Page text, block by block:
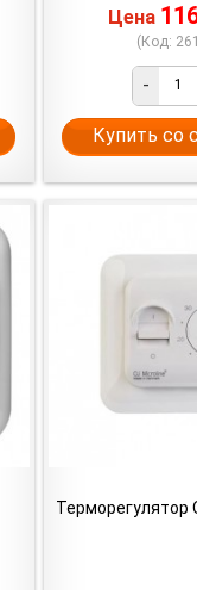
Цена
(Код:
-
Купить со
Терморегулятор